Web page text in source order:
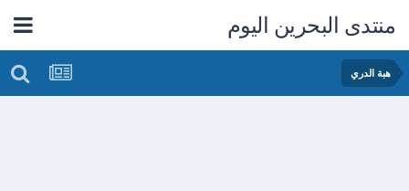
منتدى البحرين اليوم
هبة الدري